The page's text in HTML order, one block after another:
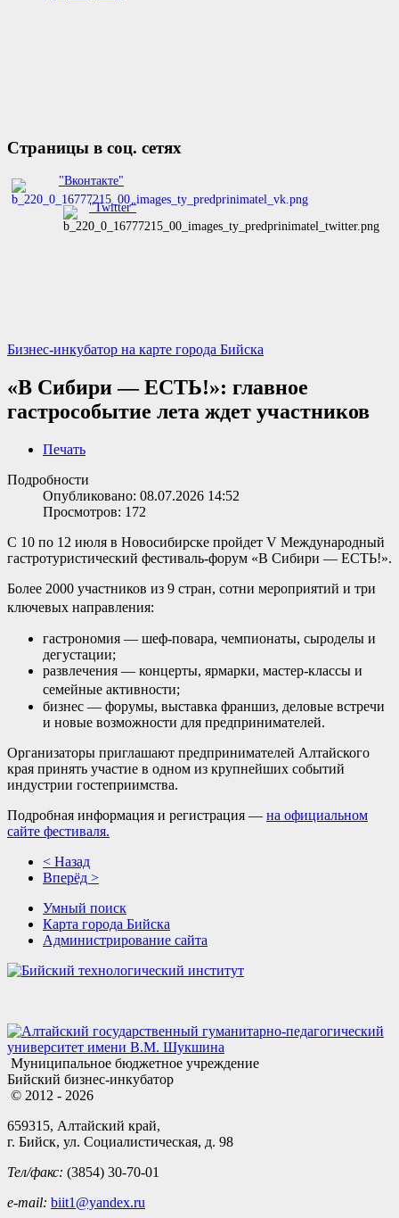
Страницы в соц. сетях
"Вконтакте"
"Twitter"
Бизнес-инкубатор на карте города Бийска
«В Сибири — ЕСТЬ!»: главное
гастрособытие лета ждет участников
Печать
Подробности
Опубликовано: 08.07.2026 14:52
Просмотров: 172
С 10 по 12 июля в Новосибирске пройдет V Международный
гастротуристический фестиваль-форум «В Сибири — ЕСТЬ!».
Более 2000 участников из 9 стран, сотни мероприятий и три
ключевых направления:
гастрономия — шеф-повара, чемпионаты, сыроделы и
дегустации;
развлечения — концерты, ярмарки, мастер-классы и
семейные активности;
бизнес — форумы, выставка франшиз, деловые встречи
и новые возможности для предпринимателей.
Организаторы приглашают предпринимателей Алтайского
края принять участие в одном из крупнейших событий
индустрии гостеприимства.
Подробная информация и регистрация — на официальном
сайте фестиваля.
< Назад
Вперёд >
Умный поиск
Карта города Бийска
Администрирование сайта
Муниципальное бюджетное учреждение
Бийский бизнес-инкубатор
© 2012 - 2026
659315, Алтайский край,
г. Бийск, ул. Социалистическая, д. 98
Тел/факс: (3854) 30-70-01
e-mail: biit1@yandex.ru